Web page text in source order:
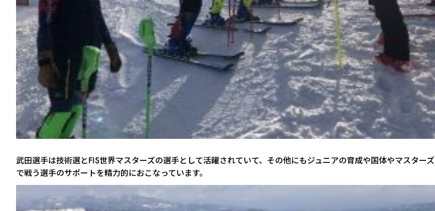
武田選手は技術選とFIS世界マスターズの選手として活躍されていて、その他にもジュニアの育成や国体やマスターズ
で戦う選手のサポートを精力的におこなっています。